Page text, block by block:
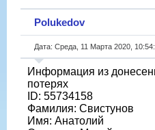
Polukedov
Дата: Среда, 11 Марта 2020,
Информация из
потерях
ID: 55734158
Фамилия: Свистунов
Имя: Анатолий